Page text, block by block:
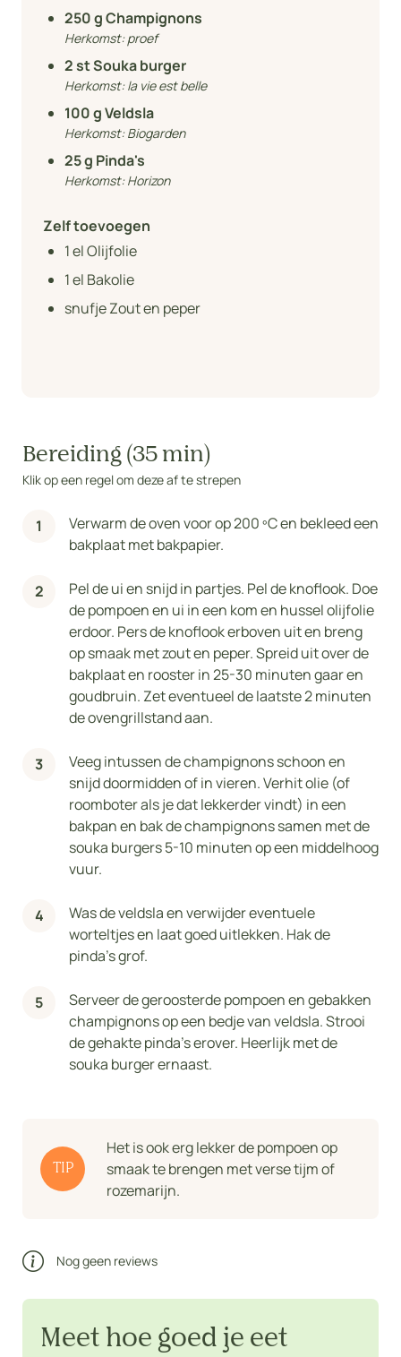
250g Champignons
Herkomst:proef
2st Souka burger
Herkomst:la vie est belle
100g Veldsla
Herkomst:Biogarden
25g Pinda's
Herkomst:Horizon
Zelf toevoegen
1el Olijfolie
1el Bakolie
snufje Zout en peper
Bereiding (35 min)
Klik op een regel om deze af te strepen
Verwarm de oven voor op 200 ºC en bekleed een
bakplaat met bakpapier.
Pel de ui en snijd in partjes. Pel de knoflook. Doe
de pompoen en ui in een kom en hussel olijfolie
erdoor. Pers de knoflook erboven uit en breng
op smaak met zout en peper. Spreid uit over de
bakplaat en rooster in 25-30 minuten gaar en
goudbruin. Zet eventueel de laatste 2 minuten
de ovengrillstand aan.
Veeg intussen de champignons schoon en
snijd doormidden of in vieren. Verhit olie (of
roomboter als je dat lekkerder vindt) in een
bakpan en bak de champignons samen met de
souka burgers 5-10 minuten op een middelhoog
vuur.
Was de veldsla en verwijder eventuele
worteltjes en laat goed uitlekken. Hak de
pinda's grof.
Serveer de geroosterde pompoen en gebakken
champignons op een bedje van veldsla. Strooi
de gehakte pinda's erover. Heerlijk met de
souka burger ernaast.
TIP
Het is ook erg lekker de pompoen op
smaak te brengen met verse tijm of
rozemarijn.
Nog geen reviews
Meet hoe goed je eet